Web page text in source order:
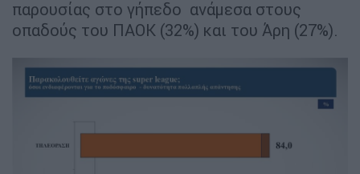
παρουσίας στο γήπεδο ανάμεσα στους
οπαδούς του ΠΑΟΚ (32%) και του Άρη (27%).